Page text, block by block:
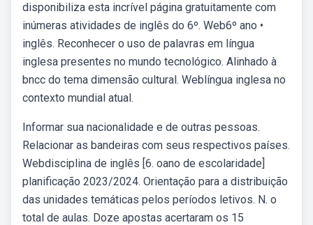
disponibiliza esta incrível página gratuitamente com
inúmeras atividades de inglês do 6º. Web6º ano •
inglês. Reconhecer o uso de palavras em língua
inglesa presentes no mundo tecnológico. Alinhado à
bncc do tema dimensão cultural. Weblíngua inglesa no
contexto mundial atual.
Informar sua nacionalidade e de outras pessoas.
Relacionar as bandeiras com seus respectivos países.
Webdisciplina de inglês [6. oano de escolaridade]
planificação 2023/2024. Orientação para a distribuição
das unidades temáticas pelos períodos letivos. N. o
total de aulas. Doze apostas acertaram os 15